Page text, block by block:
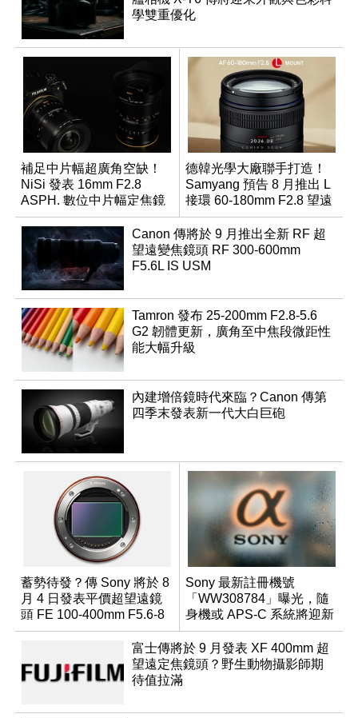
學雙重優化
補足中片幅超廣角空缺！
NiSi 發表 16mm F2.8
ASPH. 數位中片幅定焦鏡
德韓光學大廠聯手打造！
Samyang 預告 8 月推出 L
接環 60-180mm F2.8 望遠
變焦鏡
Canon 傳將於 9 月推出全新 RF 超
望遠變焦鏡頭 RF 300-600mm
F5.6L IS USM
Tamron 發布 25-200mm F2.8-5.6
G2 韌體更新，廣角至中焦段微距性
能大幅升級
內建增倍鏡時代來臨？Canon 傳第
四季末發表新一代大白巨砲
蓄勢待發？傳 Sony 將於 8
月 4 日發表平價超望遠鏡
頭 FE 100-400mm F5.6-8
Sony 最新註冊機號
「WW308784」曝光，隨
身機或 APS-C 系統將迎新
成員？
富士傳將於 9 月發表 XF 400mm 超
望遠定焦鏡頭？野生動物攝影師期
待值拉滿